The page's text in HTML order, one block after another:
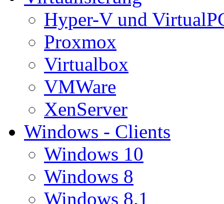
Hyper-V und
Proxmox
Virtualbox
VMWare
XenServer
Windows - Clients
Windows 10
Windows 8
Windows 8.1